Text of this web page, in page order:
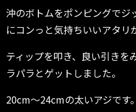
沖のボトムをポンピングでジ
にコンっと気持ちいいアタリ
ティップを叩き、良い引きを
ラパラとゲットしました。
20cm～24cmの太いアジです。